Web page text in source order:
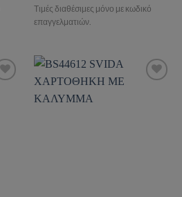
Τιμές διαθέσιμες μόνο με κωδικό
επαγγελματιών.